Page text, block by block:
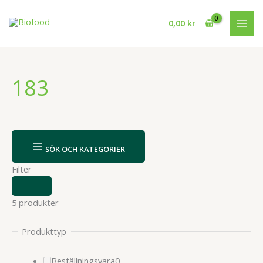
0,00 kr
183
SÖK OCH KATEGORIER
Filter
ELLER
DÖLJ
5 produkter
Produkttyp
Beställningsvara00